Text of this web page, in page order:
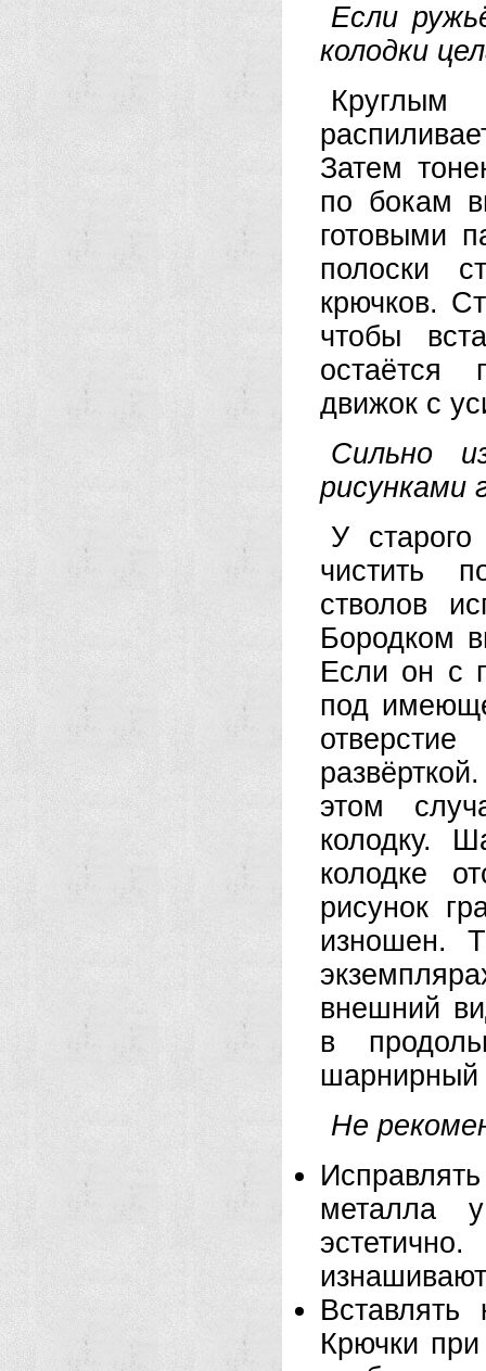
Если
колодки
Затем
по бокам
готовыми
полоски
крючков.
чтобы
остаётся
движок с
Сильно
рисунками
У
чистить
стволов
Бородком
Если он с
под
этом
колодку.
колодке
рисунок
изношен.
внешний
в
шарнирный
Не
металла
Вставлять
Крючки